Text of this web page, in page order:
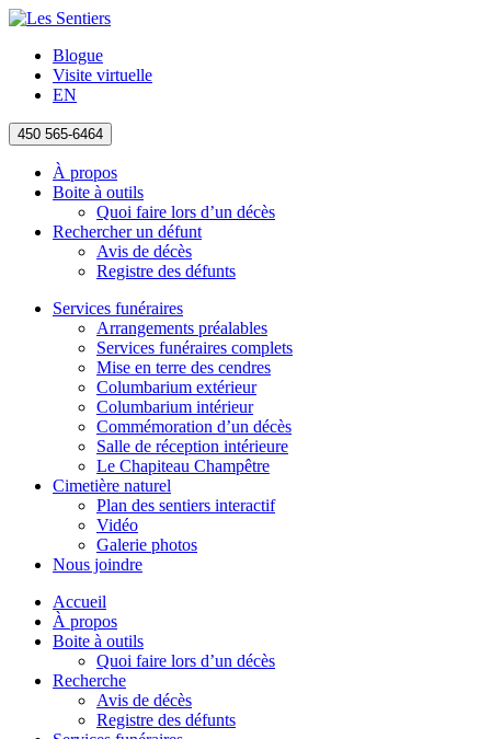
Blogue
Visite virtuelle
EN
450 565-6464
À propos
Boite à outils
Quoi faire lors d’un décès
Rechercher un défunt
Avis de décès
Registre des défunts
Services funéraires
Arrangements préalables
Services funéraires complets
Mise en terre des cendres
Columbarium extérieur
Columbarium intérieur
Commémoration d’un décès
Salle de réception intérieure
Le Chapiteau Champêtre
Cimetière naturel
Plan des sentiers interactif
Vidéo
Galerie photos
Nous joindre
Accueil
À propos
Boite à outils
Quoi faire lors d’un décès
Recherche
Avis de décès
Registre des défunts